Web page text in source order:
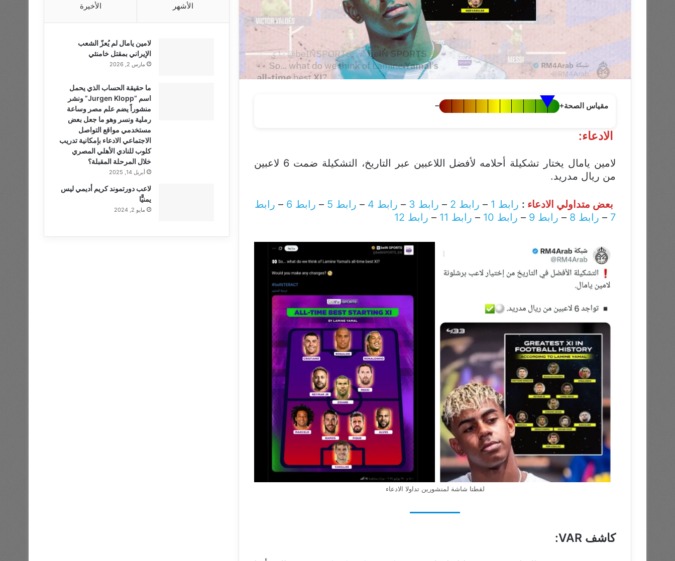
مقياس الصحة+
−
الادعاء:
لامين يامال يختار تشكيلة أحلامه لأفضل اللاعبين عبر التاريخ، التشكيلة ضمت 6 لاعبين
من ريال مدريد.
بعض متداولي الادعاء : رابط 1 – رابط 2 – رابط 3 – رابط 4 – رابط 5 – رابط 6 – رابط
7
– رابط 8 – رابط 9 – رابط 10 – رابط 11 – رابط 12
لقطتا شاشة لمنشورين تداولا الادعاء
كاشف VAR:
الأشهر الأخيرة
لامين يامال لم يُعزّ الشعب
الإيراني بمقتل خامنئي
مارس 2, 2026
ما حقيقة الحساب الذي يحمل
اسم “Jurgen Klopp” ونشر
منشوراً يضم علم مصر وساعة
رملية ونسر وهو ما جعل بعض
مستخدمي مواقع التواصل
الاجتماعي الادعاء بإمكانية تدريب
كلوب للنادي الأهلي المصري
خلال المرحلة المقبلة؟
أبريل 14, 2025
لاعب دورتموند كريم أديمي ليس
يمنيًّا
مايو 2, 2024